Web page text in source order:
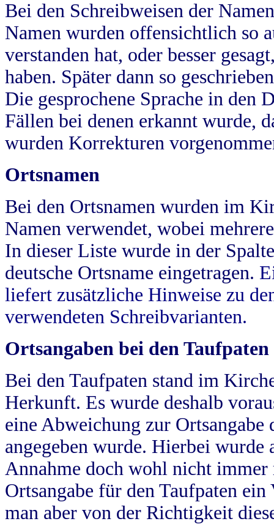
Bei den Schreibweisen der
Namen wurden offensichtlich so
verstanden hat, oder besser
haben. Später dann so
Die gesprochene Sprache in
Fällen bei denen erkannt wurde,
wurden Korrekturen
Ortsnamen
Bei den Ortsnamen wurden im
Namen verwendet, wobei
In dieser Liste wurde in der
deutsche Ortsname eingetragen.
liefert zusätzliche Hinweise zu
verwendeten Schreibvarianten.
Ortsangaben bei den Taufpaten
Bei den Taufpaten stand im
Herkunft. Es wurde deshalb
eine Abweichung zur
angegeben wurde. Hierbei wurde
Annahme doch wohl nicht
Ortsangabe für den Taufpaten
man aber von der Richtigkeit